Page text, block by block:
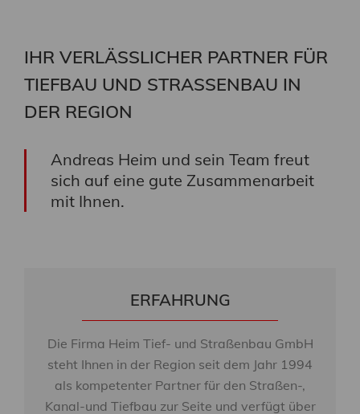
Ein effizienter Erdbau ist eine Kompetenz, die
gefordert ist: bei der Vorbereitung von
Baugruben, Geländeprofilierungen, im
WEITERLESEN
IHR VERLÄSSLICHER PARTNER FÜR
TIEFBAU UND STRASSENBAU IN D
ER REGION
Andreas Heim und sein Team freut
sich auf eine gute Zusammenarbeit
mit Ihnen.
ERFAHRUNG
Die Firma Heim Tief- und Straßenbau GmbH
steht Ihnen in der Region seit dem Jahr 1994
als kompetenter Partner für den Straßen-,
Kanal-und Tiefbau zur Seite und verfügt über